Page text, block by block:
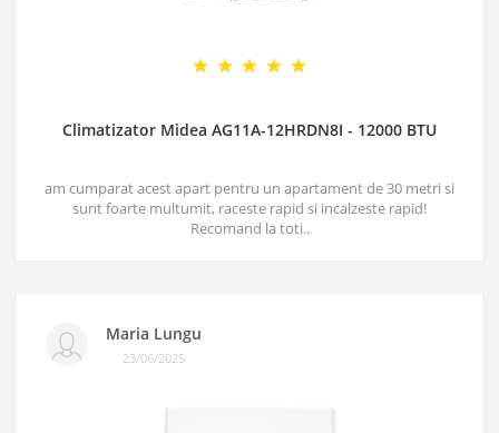
Climatizator Midea AG11A-12HRDN8I - 12000 BTU
am cumparat acest apart pentru un apartament de 30 metri si
sunt foarte multumit, raceste rapid si incalzeste rapid!
Recomand la toti..
Maria Lungu
23/06/2025